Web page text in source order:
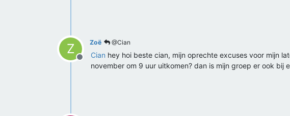
Z
Offline
Zoë @Cian
Cian hey hoi beste cian, mijn oprechte excuses voor mijn
november om 9 uur uitkomen? dan is mijn groep er ook bij